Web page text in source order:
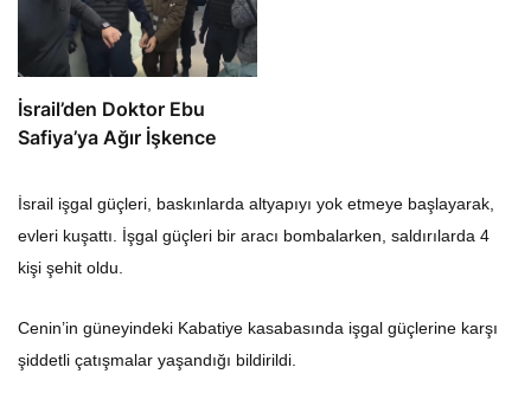
İsrail’den Doktor Ebu
Safiya’ya Ağır İşkence
İsrail işgal güçleri, baskınlarda altyapıyı yok etmeye başlayarak,
evleri kuşattı. İşgal güçleri bir aracı bombalarken, saldırılarda 4
kişi şehit oldu.
Cenin’in güneyindeki Kabatiye kasabasında işgal güçlerine karşı
şiddetli çatışmalar yaşandığı bildirildi.